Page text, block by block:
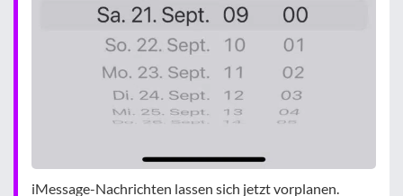
iMessage-Nachrichten lassen sich jetzt vorplanen.